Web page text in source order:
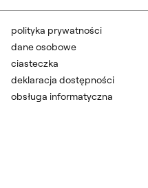
polityka prywatności
dane osobowe
ciasteczka
deklaracja dostępności
obsługa informatyczna